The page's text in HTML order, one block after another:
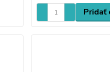
Pridať